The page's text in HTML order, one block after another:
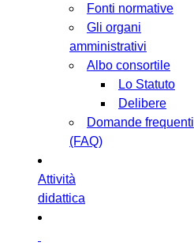
Fonti normative
Gli organi
amministrativi
Albo consortile
Lo Statuto
Delibere
Domande frequenti
(FAQ)
Attività
didattica